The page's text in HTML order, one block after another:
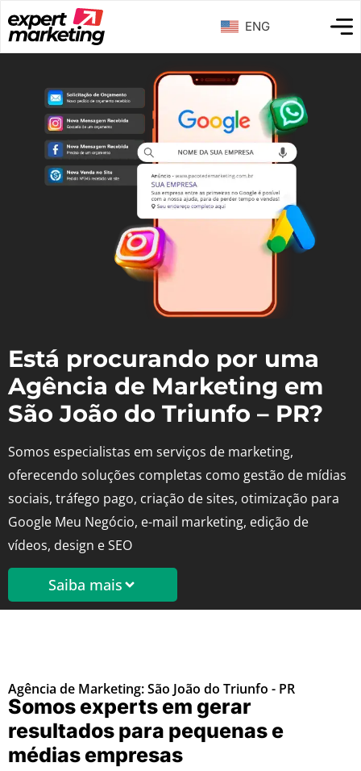
ENG
Está procurando por uma
Agência de Marketing em
São João do Triunfo – PR?
Somos especialistas em serviços de marketing,
oferecendo soluções completas como gestão de mídias
sociais, tráfego pago, criação de sites, otimização para
Google Meu Negócio, e-mail marketing, edição de
vídeos, design e SEO
Saiba mais
Agência de Marketing: São João do Triunfo - PR
Somos experts em gerar
resultados para pequenas e
médias empresas